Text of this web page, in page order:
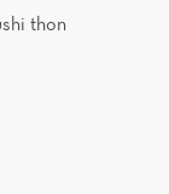
thon